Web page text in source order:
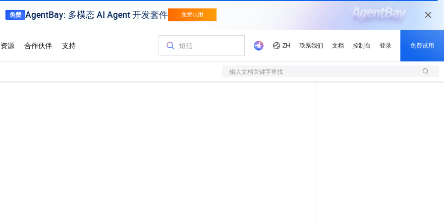
输入文档关键字查找